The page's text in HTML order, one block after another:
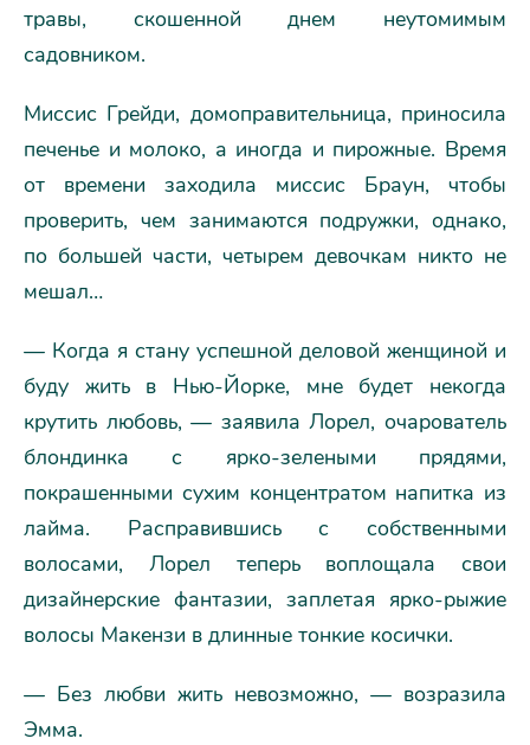
травы, скошенной днем неутомимым
садовником.
Миссис Грейди, домоправительница, приносила
печенье и молоко, а иногда и пирожные. Время
от времени заходила миссис Браун, чтобы
проверить, чем занимаются подружки, однако,
по большей части, четырем девочкам никто не
мешал…
— Когда я стану успешной деловой женщиной и
буду жить в Нью-Йорке, мне будет некогда
крутить любовь, — заявила Лорел, очарователь
блондинка с ярко-зелеными прядями,
покрашенными сухим концентратом напитка из
лайма. Расправившись с собственными
волосами, Лорел теперь воплощала свои
дизайнерские фантазии, заплетая ярко-рыжие
волосы Макензи в длинные тонкие косички.
— Без любви жить невозможно, — возразила
Эмма.